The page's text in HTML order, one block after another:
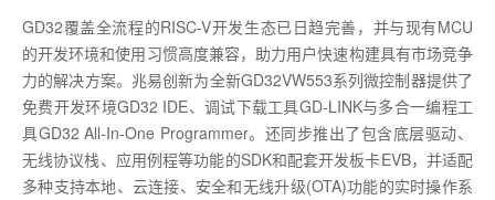
GD32覆盖全流程的RISC-V开发生态已日趋完善，并与现有MCU
的开发环境和使用习惯高度兼容，助力用户快速构建具有市场竞争
力的解决方案。兆易创新为全新GD32VW553系列微控制器提供了
免费开发环境GD32 IDE、调试下载工具GD-LINK与多合一编程工
具GD32 All-In-One Programmer。还同步推出了包含底层驱动、
无线协议栈、应用例程等功能的SDK和配套开发板卡EVB，并适配
多种支持本地、云连接、安全和无线升级(OTA)功能的实时操作系